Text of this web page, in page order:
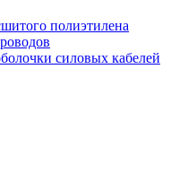
полиэтилена
силовых кабелей